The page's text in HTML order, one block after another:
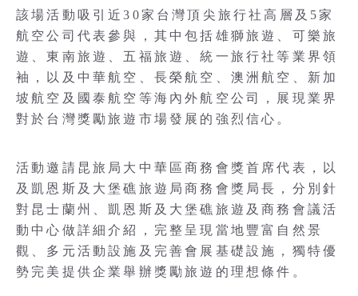
該場活動吸引近30家台灣頂尖旅行社高層及5家
航空公司代表參與，其中包括雄獅旅遊、可樂旅
遊、東南旅遊、五福旅遊、統一旅行社等業界領
袖，以及中華航空、長榮航空、澳洲航空、新加
坡航空及國泰航空等海內外航空公司，展現業界
對於台灣獎勵旅遊市場發展的強烈信心。
活動邀請昆旅局大中華區商務會獎首席代表，以
及凱恩斯及大堡礁旅遊局商務會獎局長，分別針
對昆士蘭州、凱恩斯及大堡礁旅遊及商務會議活
動中心做詳細介紹，完整呈現當地豐富自然景
觀、多元活動設施及完善會展基礎設施，獨特優
勢完美提供企業舉辦獎勵旅遊的理想條件。